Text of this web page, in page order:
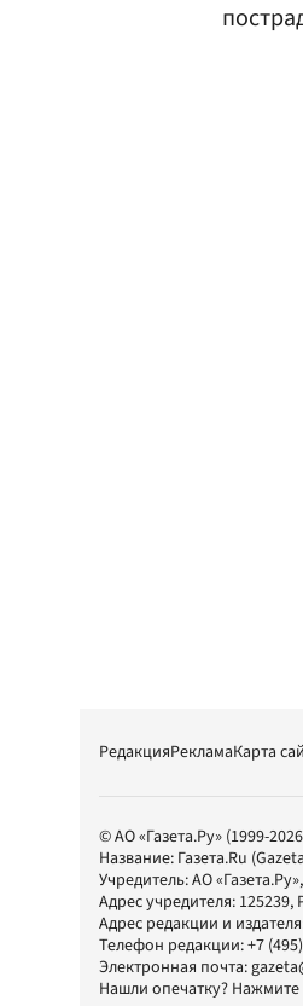
РедакцияРекламаКарта
© АО «Газета.Ру» (1999-
Название: Газета.Ru
Учредитель:АО «Газета.Ру»
Адрес учредителя:
Адрес редакции и
Телефон редакции:+7
Электронная почта:
Нашли опечатку?